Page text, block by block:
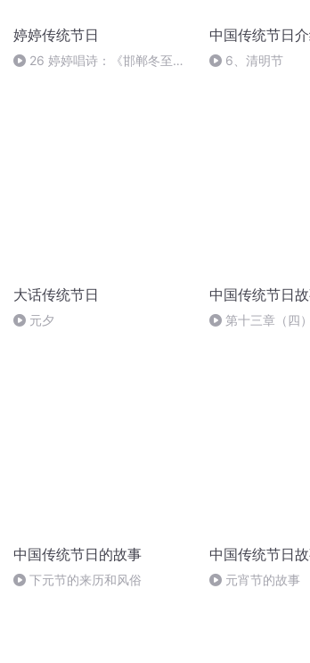
婷婷传统节日
26 婷婷唱诗：《邯郸冬至夜
中国传统节日
6、清明节
大话传统节日
元夕
中国传统节日
第十三章（四
中国传统节日的故事
下元节的来历和风俗
中国传统节日
元宵节的故事